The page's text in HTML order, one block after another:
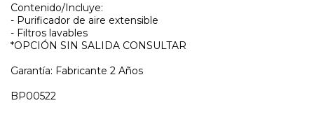
Contenido/Incluye:
- Purificador de aire extensible
- Filtros lavables
*OPCIÓN SIN SALIDA CONSULTAR
Garantía: Fabricante 2 Años
BP00522